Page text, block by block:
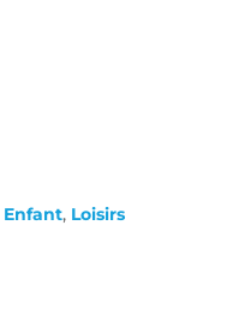
Enfant, Loisirs